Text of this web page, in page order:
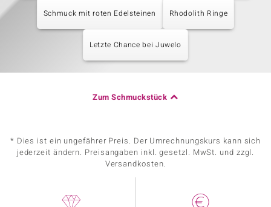
Schmuck mit roten Edelsteinen Rhodolith Ringe
Letzte Chance bei Juwelo
Zum Schmuckstück
* Dies ist ein ungefährer Preis. Der Umrechnungskurs kann sich
jederzeit ändern. Preisangaben inkl. gesetzl. MwSt. und zzgl.
Versandkosten.